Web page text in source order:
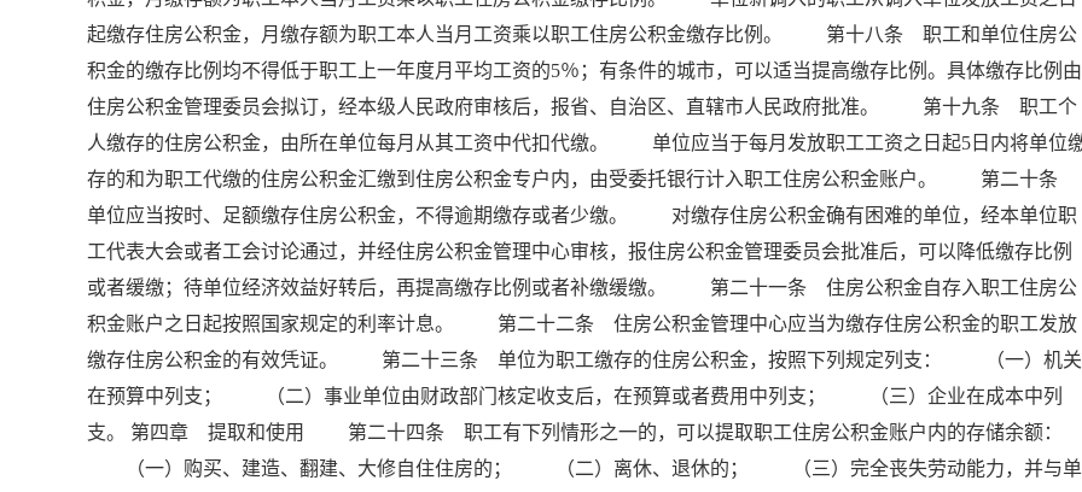
起缴存住房公积金，月缴存额为职工本人当月工资乘以职工住房公积金缴存比例。 第十八条 职工和单位住房公
积金的缴存比例均不得低于职工上一年度月平均工资的5％；有条件的城市，可以适当提高缴存比例。具体缴存比例由
住房公积金管理委员会拟订，经本级人民政府审核后，报省、自治区、直辖市人民政府批准。 第十九条 职工个
人缴存的住房公积金，由所在单位每月从其工资中代扣代缴。 单位应当于每月发放职工工资之日起5日内将单位
存的和为职工代缴的住房公积金汇缴到住房公积金专户内，由受委托银行计入职工住房公积金账户。 第二十条
单位应当按时、足额缴存住房公积金，不得逾期缴存或者少缴。 对缴存住房公积金确有困难的单位，经本单位职
工代表大会或者工会讨论通过，并经住房公积金管理中心审核，报住房公积金管理委员会批准后，可以降低缴存比例
或者缓缴；待单位经济效益好转后，再提高缴存比例或者补缴缓缴。 第二十一条 住房公积金自存入职工住房公
积金账户之日起按照国家规定的利率计息。 第二十二条 住房公积金管理中心应当为缴存住房公积金的职工发放
缴存住房公积金的有效凭证。 第二十三条 单位为职工缴存的住房公积金，按照下列规定列支： （一）机关
在预算中列支； （二）事业单位由财政部门核定收支后，在预算或者费用中列支； （三）企业在成本中列
支。 第四章 提取和使用 第二十四条 职工有下列情形之一的，可以提取职工住房公积金账户内的存储余额：
（一）购买、建造、翻建、大修自住住房的； （二）离休、退休的； （三）完全丧失劳动能力，并与单